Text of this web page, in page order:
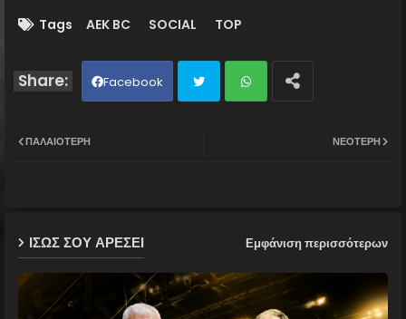
Tags AEK BC SOCIAL TOP
Facebook
p
ΝΕΌΤΕΡΗ
ΠΑΛΑΙΌΤΕΡΗ
ΙΣΩΣ ΣΟΥ ΑΡΕΣΕΙ Εμφάνιση περισσότερων